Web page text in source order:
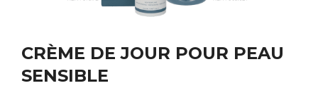
CRÈME DE JOUR POUR PEAU
SENSIBLE